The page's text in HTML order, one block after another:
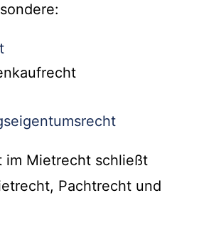
im Mietrecht schließt
Pachtrecht und